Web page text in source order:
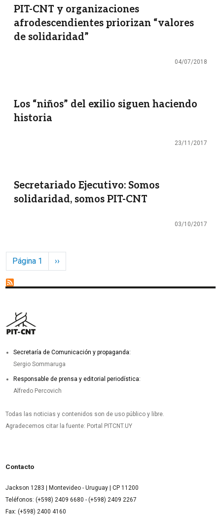
PIT-CNT y organizaciones
afrodescendientes priorizan “valores
de solidaridad”
04/07/2018
Los “niños” del exilio siguen haciendo
historia
23/11/2017
Secretariado Ejecutivo: Somos
solidaridad, somos PIT-CNT
03/10/2017
Paginación
Página 1 Siguiente página
››
Secretaría de Comunicación y propaganda:
Sergio Sommaruga
Responsable de prensa y editorial periodística:
Alfredo Percovich
Todas las noticias y contenidos son de uso público y libre.
Agradecemos citar la fuente: Portal PITCNT.UY
Contacto
Jackson 1283 | Montevideo - Uruguay | CP 11200
Teléfonos: (+598) 2409 6680 - (+598) 2409 2267
Fax: (+598) 2400 4160